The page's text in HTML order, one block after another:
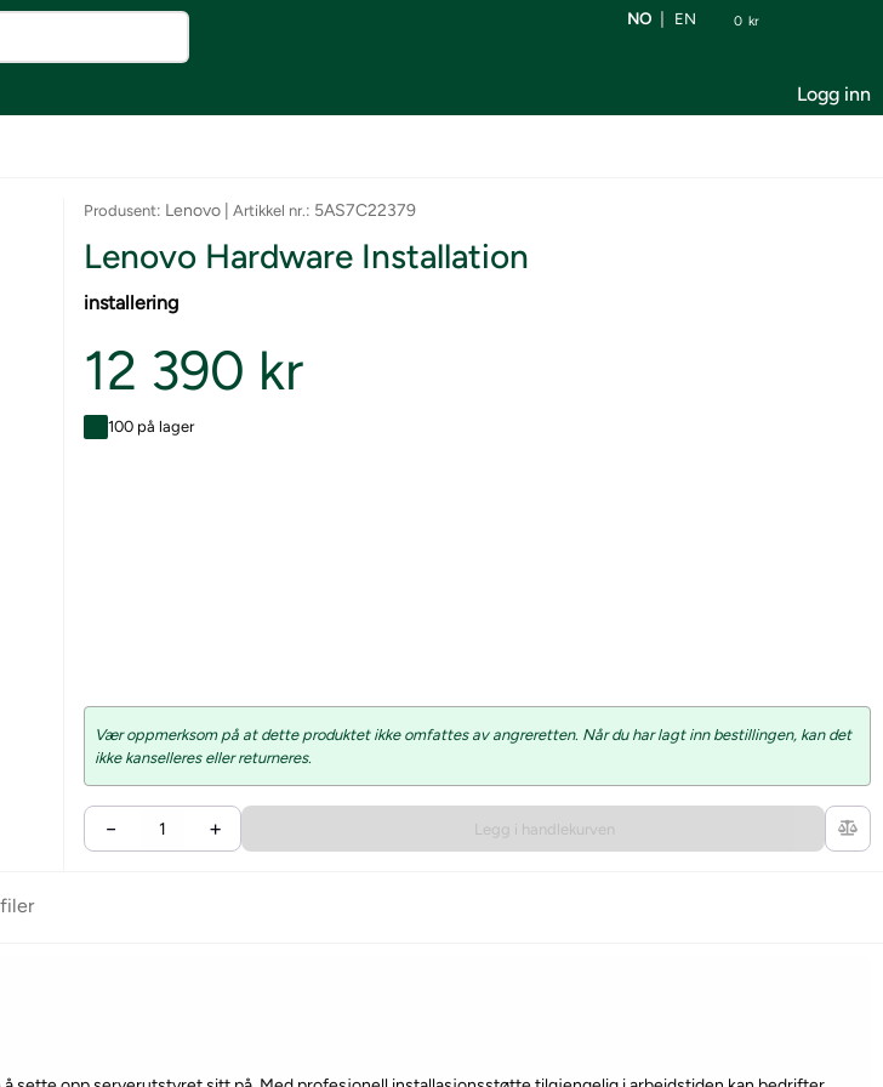
NO EN 0 kr
Logg inn
Produsent: Lenovo | Artikkel nr.: 5AS7C22379
Lenovo Hardware Installation
installering
12 390 kr
100 på lager
Vær oppmerksom på at dette produktet ikke omfattes av angreretten. Når du har lagt inn bestillingen, kan det
ikke kanselleres eller returneres.
− + Legg i handlekurven